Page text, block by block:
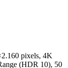
pixels, 4K
(HDR 10), 50